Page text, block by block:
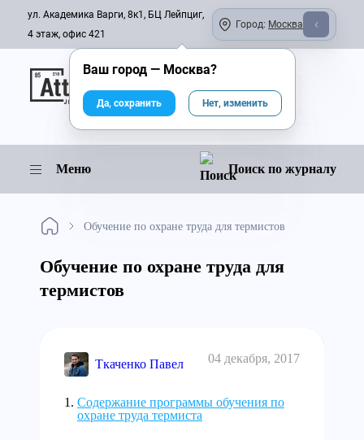
ул. Академика Варги, 8к1, БЦ Лейпциг,
4 этаж, офис 421
Город: Москва
Онлайн-журнал
Меню Поиск по журналу
Обучение по охране труда для термистов
Обучение по охране труда для
термистов
Ткаченко Павел 04 декабря, 2017
Содержание программы обучения по
охране труда термиста
Ваш город — Москва?
Да, сохранить Нет, изменить